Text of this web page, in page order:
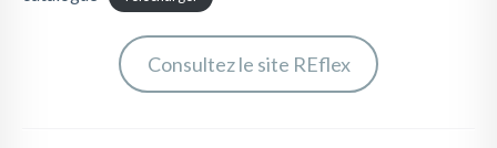
Consultez le site REflex